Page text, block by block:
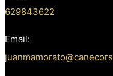
629843622
Email: